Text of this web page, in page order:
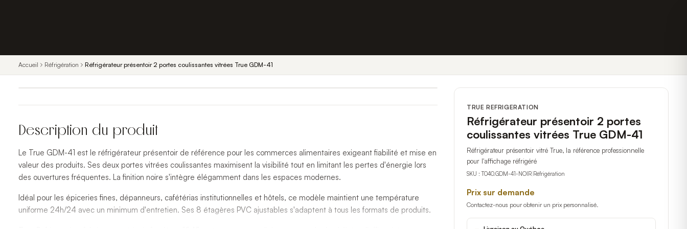
Accueil Réfrigération Réfrigérateur présentoir 2 portes coulissantes vitrées True GDM-41
Description du produit
Le True GDM-41 est le réfrigérateur présentoir de référence pour les commerces alimentaires exigeant fiabilité et mise en
valeur des produits. Ses deux portes vitrées coulissantes maximisent la visibilité tout en limitant les pertes d'énergie lors
des ouvertures fréquentes. La finition noire s'intègre élégamment dans les espaces modernes.
Idéal pour les épiceries fines, dépanneurs, cafétérias institutionnelles et hôtels, ce modèle maintient une température
uniforme 24h/24 avec un minimum d'entretien. Ses 8 étagères PVC ajustables s'adaptent à tous les formats de produits.
TRUE REFRIGERATION
Réfrigérateur présentoir 2 portes
coulissantes vitrées True GDM-41
Réfrigérateur présentoir vitré True, la référence professionnelle
pour l'affichage réfrigéré
SKU :T040.GDM-41-NOIR Réfrigération
Prix sur demande
Contactez-nous pour obtenir un prix personnalisé.